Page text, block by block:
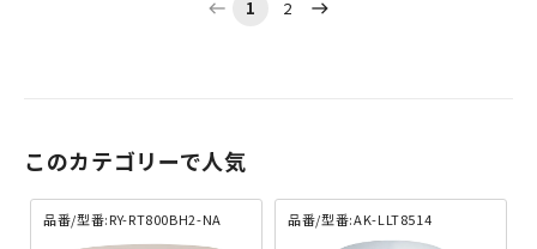
west 1 2 east
このカテゴリーで人気
品番/型番:RY-RT800BH2-NA 品番/型番:AK-LLT8514